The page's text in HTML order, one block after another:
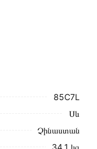
85C7L
Սև
Չինաստան
34.1 կգ